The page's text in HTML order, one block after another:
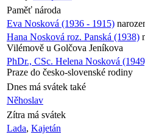
Paměť národa
Eva Nosková (1936 - 1915)
Hana Nosková roz. Panská (1938)
Vilémově u Golčova Jeníkova
PhDr., CSc. Helena Nosková
Praze do česko-slovenské rodiny
Dnes má svátek také
Něhoslav
Zítra má svátek
Lada, Kajetán